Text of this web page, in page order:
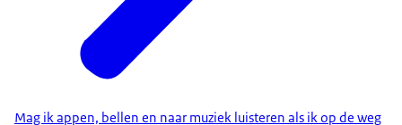
Mag ik appen, bellen en naar muziek luisteren als ik op de weg